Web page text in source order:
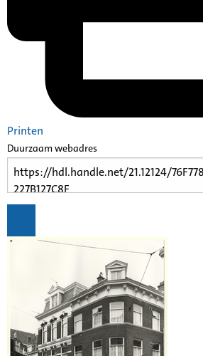
Printen
Duurzaam webadres